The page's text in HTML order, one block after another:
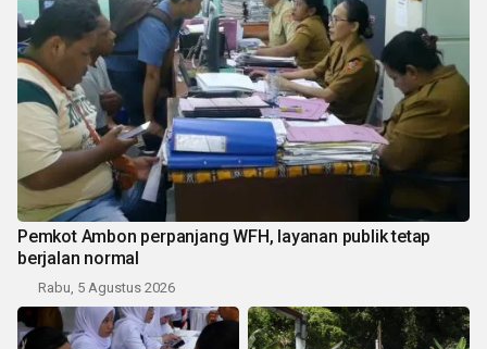
Pemkot Ambon perpanjang WFH, layanan publik tetap
berjalan normal
Rabu, 5 Agustus 2026